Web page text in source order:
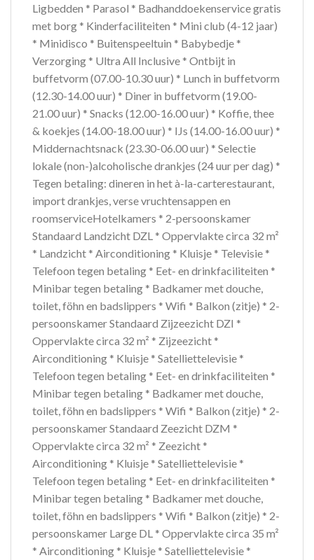
Ligbedden * Parasol * Badhanddoekenservice gratis
met borg * Kinderfaciliteiten * Mini club (4-12 jaar)
* Minidisco * Buitenspeeltuin * Babybedje *
Verzorging * Ultra All Inclusive * Ontbijt in
buffetvorm (07.00-10.30 uur) * Lunch in buffetvorm
(12.30-14.00 uur) * Diner in buffetvorm (19.00-
21.00 uur) * Snacks (12.00-16.00 uur) * Koffie, thee
& koekjes (14.00-18.00 uur) * IJs (14.00-16.00 uur) *
Middernachtsnack (23.30-06.00 uur) * Selectie
lokale (non-)alcoholische drankjes (24 uur per dag) *
Tegen betaling: dineren in het à-la-carterestaurant,
import drankjes, verse vruchtensappen en
roomserviceHotelkamers * 2-persoonskamer
Standaard Landzicht DZL * Oppervlakte circa 32 m²
* Landzicht * Airconditioning * Kluisje * Televisie *
Telefoon tegen betaling * Eet- en drinkfaciliteiten *
Minibar tegen betaling * Badkamer met douche,
toilet, föhn en badslippers * Wifi * Balkon (zitje) * 2-
persoonskamer Standaard Zijzeezicht DZI *
Oppervlakte circa 32 m² * Zijzeezicht *
Airconditioning * Kluisje * Satelliettelevisie *
Telefoon tegen betaling * Eet- en drinkfaciliteiten *
Minibar tegen betaling * Badkamer met douche,
toilet, föhn en badslippers * Wifi * Balkon (zitje) * 2-
persoonskamer Standaard Zeezicht DZM *
Oppervlakte circa 32 m² * Zeezicht *
Airconditioning * Kluisje * Satelliettelevisie *
Telefoon tegen betaling * Eet- en drinkfaciliteiten *
Minibar tegen betaling * Badkamer met douche,
toilet, föhn en badslippers * Wifi * Balkon (zitje) * 2-
persoonskamer Large DL * Oppervlakte circa 35 m²
* Airconditioning * Kluisje * Satelliettelevisie *